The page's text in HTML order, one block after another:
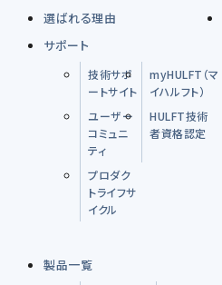
選ばれる理由
サポート
技術サポ
ートサイト
myHULFT（マ
イハルフト）
ユーザー
コミュニ
ティ
HULFT技術
者資格認定
プロダク
トライフサ
イクル
製品一覧